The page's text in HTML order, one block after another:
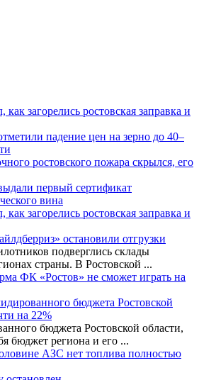
загорелись ростовская заправка и
падение цен на зерно до 40–
ростовского пожара скрылся, его
первый сертификат
вина
загорелись ростовская заправка и
остановили отгрузки
подверглись склады
страны. В Ростовской ...
ФК «Ростов» не сможет играть на
бюджета Ростовской
на 22%
бюджета Ростовской области,
бюджет региона и его ...
АЗС нет топлива полностью